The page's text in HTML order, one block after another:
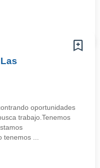
oportunidades
trabajo.Tenemos
...